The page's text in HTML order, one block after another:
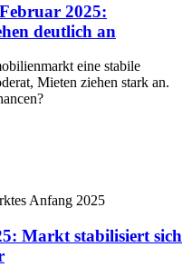
2025:
deutlich an
eine stabile
Mieten ziehen stark an.
Anfang 2025
Markt stabilisiert sich